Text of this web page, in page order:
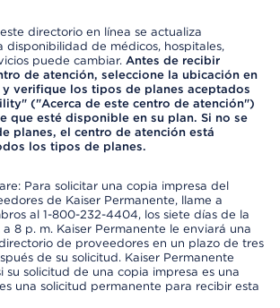
directorio en línea se actualiza
disponibilidad de médicos, hospitales,
puede cambiar. Antes de recibir
de atención, seleccione la ubicación en
verifique los tipos de planes aceptados
("Acerca de este centro de atención")
que esté disponible en su plan. Si no se
planes, el centro de atención está
los tipos de planes.
Para solicitar una copia impresa del
de Kaiser Permanente, llame a
al 1-800-232-4404, los siete días de la
a 8 p. m. Kaiser Permanente le enviará una
de proveedores en un plazo de tres
de su solicitud. Kaiser Permanente
su solicitud de una copia impresa es una
una solicitud permanente para recibir esta